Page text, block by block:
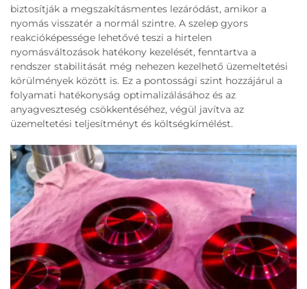
biztosítják a megszakításmentes lezáródást, amikor a
nyomás visszatér a normál szintre. A szelep gyors
reakcióképessége lehetővé teszi a hirtelen
nyomásváltozások hatékony kezelését, fenntartva a
rendszer stabilitását még nehezen kezelhető üzemeltetési
körülmények között is. Ez a pontossági szint hozzájárul a
folyamati hatékonyság optimalizálásához és az
anyagveszteség csökkentéséhez, végül javítva az
üzemeltetési teljesítményt és költségkímélést.